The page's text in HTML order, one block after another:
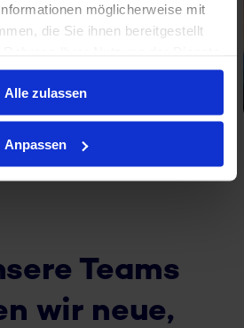
möglicherweise mit
die Sie ihnen bereitgestellt
Alle zulassen
Anpassen
Teams
wir neue,